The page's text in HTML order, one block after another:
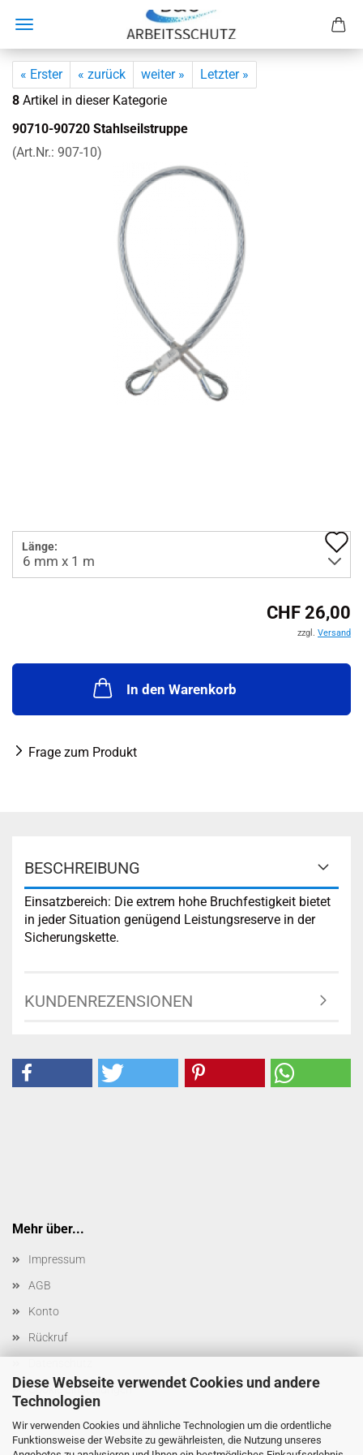
Diese Webseite verwendet Cookies und andere
Technologien
Wir verwenden Cookies und ähnliche Technologien um die ordentliche
Funktionsweise der Website zu gewährleisten, die Nutzung unseres
« Erster « zurück weiter »
Letzter »
8 Artikel in dieser Kategorie
90710-​90720 Stahl­seilstrup­pe
(Art.Nr.: 907-​10)
Länge:
CHF 26,00
zzgl. Versand
In den Warenkorb
Frage zum Produkt
BESCHREIBUNG
Einsatzbereich: Die extrem hohe Bruchfestigkeit bietet
in jeder Situation genügend Leistungsreserve in der
Sicherungskette.
KUNDENREZENSIONEN
Mehr über...
Impressum
AGB
Konto
Rückruf
Cookie Einstellungen